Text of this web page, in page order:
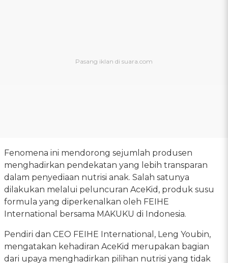
Fenomena ini mendorong sejumlah produsen
menghadirkan pendekatan yang lebih transparan
dalam penyediaan nutrisi anak. Salah satunya
dilakukan melalui peluncuran AceKid, produk susu
formula yang diperkenalkan oleh FEIHE
International bersama MAKUKU di Indonesia.
Pendiri dan CEO FEIHE International, Leng Youbin,
mengatakan kehadiran AceKid merupakan bagian
dari upaya menghadirkan pilihan nutrisi yang tidak